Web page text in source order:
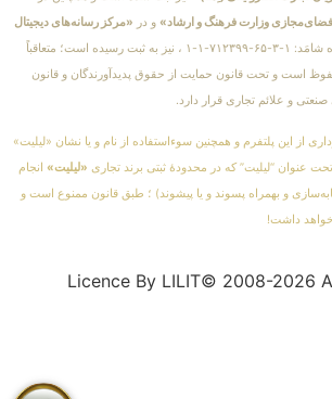
وزارت فرهنگ و ارشاد» و در «مرکز رسانه‌های دیجیتال
بشماره شامَد: ۱-۳-۶۵-۷۱۲۳۹۹-۱-۱ ، نیز به ثبت رسیده است؛ متعاقباً
است و تحت قانون حمایت از حقوق پدیدآورندگان و قانون
و علائم تجاری قرار دارد.
از این پلتفرم و همچنین سوءاستفاده از نام و یا نشان «لیلیت»
عنوان “لیلیت” که در محدودهٔ ثبتی برند تجاری «لیلیت» انجام
و بهمراه پسوند و یا پیشوند) ؛ طبق قانون ممنوع است و
خواهد داشت!
Licence By LILIT© 2008-2026